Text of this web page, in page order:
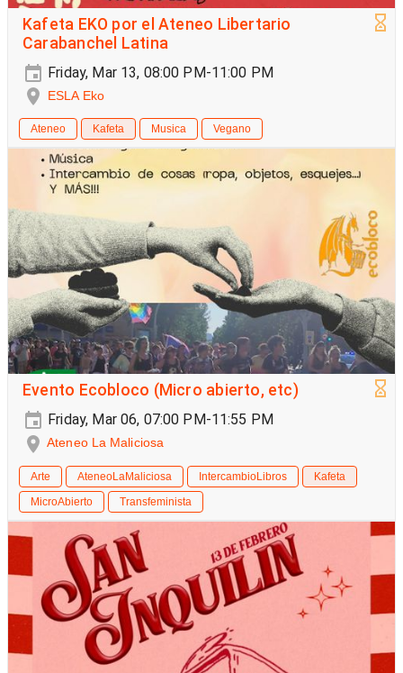
Kafeta EKO por el Ateneo Libertario
Carabanchel Latina
Friday, Mar 13, 08:00 PM-11:00 PM
ESLA Eko
Ateneo Kafeta Musica Vegano
Evento Ecobloco (Micro abierto, etc)
Friday, Mar 06, 07:00 PM-11:55 PM
Ateneo La Maliciosa
Arte AteneoLaMaliciosa IntercambioLibros
Kafeta
MicroAbierto
Transfeminista